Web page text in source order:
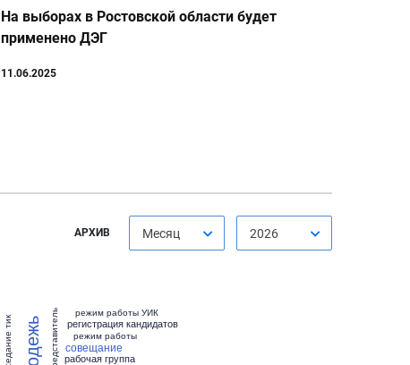
На выборах в Ростовской области будет
применено ДЭГ
11.06.2025
АРХИВ Месяц 2026
заседание тик представитель рабочая группа
регистрация кандидатов
режим работы
режим работы УИК
совещание